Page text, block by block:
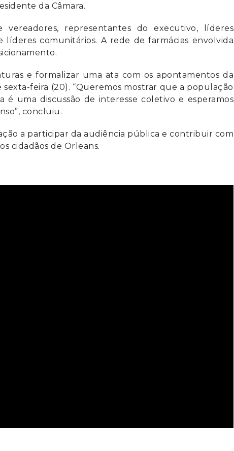
da Câmara.
representantes do executivo, líderes
líderes comunitários. A rede de farmácias envolvida
e formalizar uma ata com os apontamentos da
feira (20). “Queremos mostrar que a população
é uma discussão de interesse coletivo e esperamos
concluiu.
a participar da audiência pública e contribuir com
cidadãos de Orleans.